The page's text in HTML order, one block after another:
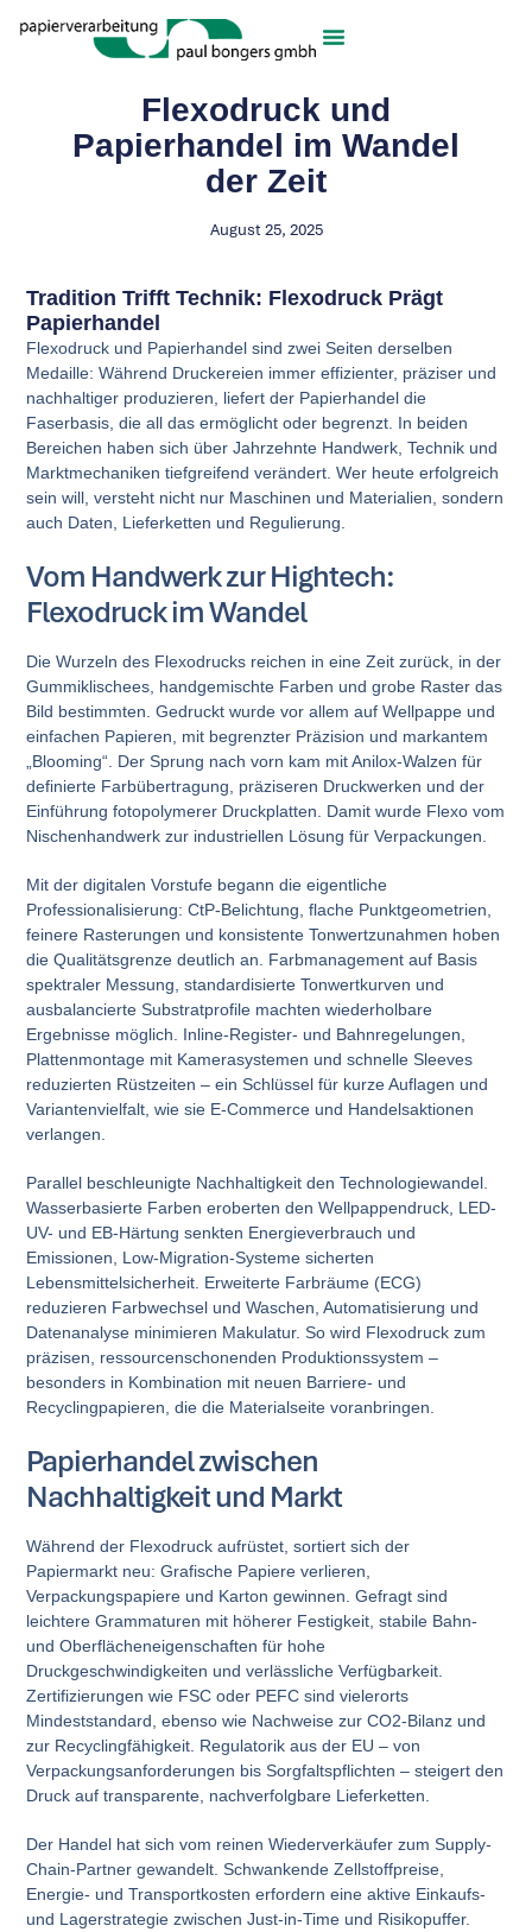
Flexodruck und
Papierhandel im Wandel
der Zeit
August 25, 2025
Tradition Trifft Technik: Flexodruck Prägt
Papierhandel
Flexodruck und Papierhandel sind zwei Seiten derselben
Medaille: Während Druckereien immer effizienter, präziser und
nachhaltiger produzieren, liefert der Papierhandel die
Faserbasis, die all das ermöglicht oder begrenzt. In beiden
Bereichen haben sich über Jahrzehnte Handwerk, Technik und
Marktmechaniken tiefgreifend verändert. Wer heute erfolgreich
sein will, versteht nicht nur Maschinen und Materialien, sondern
auch Daten, Lieferketten und Regulierung.
Vom Handwerk zur Hightech:
Flexodruck im Wandel
Die Wurzeln des Flexodrucks reichen in eine Zeit zurück, in der
Gummiklischees, handgemischte Farben und grobe Raster das
Bild bestimmten. Gedruckt wurde vor allem auf Wellpappe und
einfachen Papieren, mit begrenzter Präzision und markantem
„Blooming“. Der Sprung nach vorn kam mit Anilox-Walzen für
definierte Farbübertragung, präziseren Druckwerken und der
Einführung fotopolymerer Druckplatten. Damit wurde Flexo vom
Nischenhandwerk zur industriellen Lösung für Verpackungen.
Mit der digitalen Vorstufe begann die eigentliche
Professionalisierung: CtP-Belichtung, flache Punktgeometrien,
feinere Rasterungen und konsistente Tonwertzunahmen hoben
die Qualitätsgrenze deutlich an. Farbmanagement auf Basis
spektraler Messung, standardisierte Tonwertkurven und
ausbalancierte Substratprofile machten wiederholbare
Ergebnisse möglich. Inline-Register- und Bahnregelungen,
Plattenmontage mit Kamerasystemen und schnelle Sleeves
reduzierten Rüstzeiten – ein Schlüssel für kurze Auflagen und
Variantenvielfalt, wie sie E-Commerce und Handelsaktionen
verlangen.
Parallel beschleunigte Nachhaltigkeit den Technologiewandel.
Wasserbasierte Farben eroberten den Wellpappendruck, LED-
UV- und EB-Härtung senkten Energieverbrauch und
Emissionen, Low-Migration-Systeme sicherten
Lebensmittelsicherheit. Erweiterte Farbräume (ECG)
reduzieren Farbwechsel und Waschen, Automatisierung und
Datenanalyse minimieren Makulatur. So wird Flexodruck zum
präzisen, ressourcenschonenden Produktionssystem –
besonders in Kombination mit neuen Barriere- und
Recyclingpapieren, die die Materialseite voranbringen.
Papierhandel zwischen
Nachhaltigkeit und Markt
Während der Flexodruck aufrüstet, sortiert sich der
Papiermarkt neu: Grafische Papiere verlieren,
Verpackungspapiere und Karton gewinnen. Gefragt sind
leichtere Grammaturen mit höherer Festigkeit, stabile Bahn-
und Oberflächeneigenschaften für hohe
Druckgeschwindigkeiten und verlässliche Verfügbarkeit.
Zertifizierungen wie FSC oder PEFC sind vielerorts
Mindeststandard, ebenso wie Nachweise zur CO2-Bilanz und
zur Recyclingfähigkeit. Regulatorik aus der EU – von
Verpackungsanforderungen bis Sorgfaltspflichten – steigert den
Druck auf transparente, nachverfolgbare Lieferketten.
Der Handel hat sich vom reinen Wiederverkäufer zum Supply-
Chain-Partner gewandelt. Schwankende Zellstoffpreise,
Energie- und Transportkosten erfordern eine aktive Einkaufs-
und Lagerstrategie zwischen Just-in-Time und Risikopuffer.